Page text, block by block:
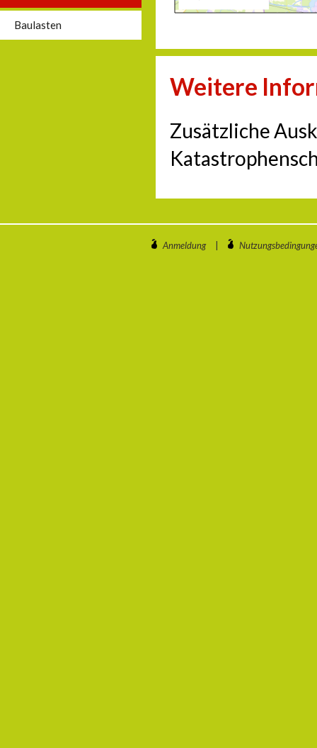
Baulasten
Weitere
Zusätzliche
Anmeldung